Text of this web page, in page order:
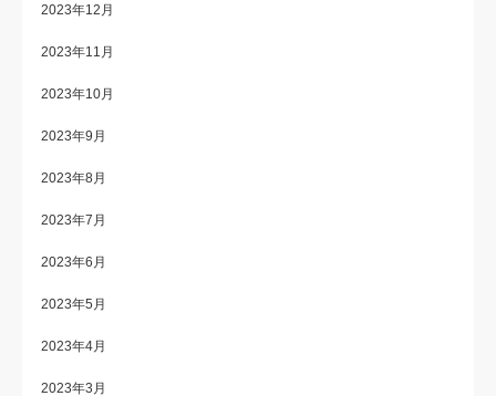
2023年12月
2023年11月
2023年10月
2023年9月
2023年8月
2023年7月
2023年6月
2023年5月
2023年4月
2023年3月